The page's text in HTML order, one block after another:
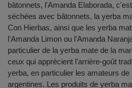
bâtonnets, l'Amanda Elaborada,
séchées avec bâtonnets, la yerba
Con Hierbas, ainsi que les yerba
l'Amanda Limon ou l'Amanda
particulier de la yerba mate de la
ceux qui apprécient l'arrière-goût
yerba, en particulier les amateurs
argentines. Les produits de yerba